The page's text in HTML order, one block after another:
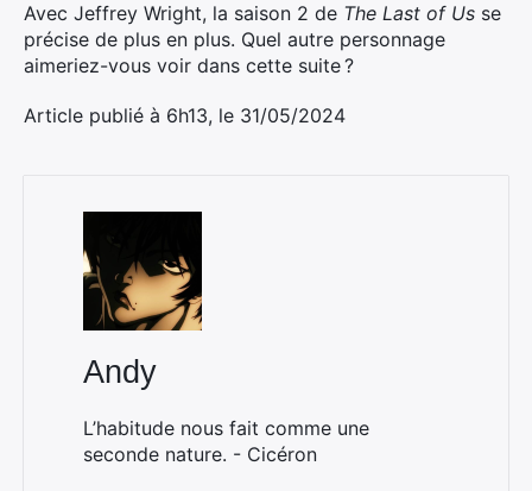
Avec Jeffrey Wright, la saison 2 de The Last of Us se
précise de plus en plus. Quel autre personnage
aimeriez-vous voir dans cette suite ?
Article publié à 6h13, le 31/05/2024
Andy
L’habitude nous fait comme une
seconde nature. - Cicéron